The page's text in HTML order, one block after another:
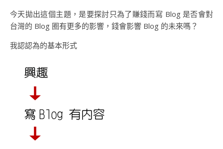
今天拋出這個主題，是要探討只為了賺錢而寫 Blog 是否會對
台灣的 Blog 圈有更多的影響，錢會影響 Blog 的未來嗎？
我認認為的基本形式